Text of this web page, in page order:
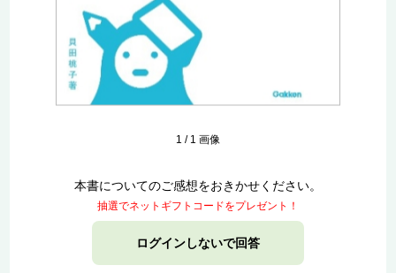
1 / 1 画像
本書についてのご感想をおきかせください。
抽選でネットギフトコードをプレゼント！
ログインしないで回答